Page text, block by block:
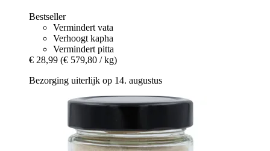
Bestseller
Vermindert vata
Verhoogt kapha
Vermindert pitta
€ 28,99 (€ 579,80 / kg)
Bezorging uiterlijk op 14. augustus